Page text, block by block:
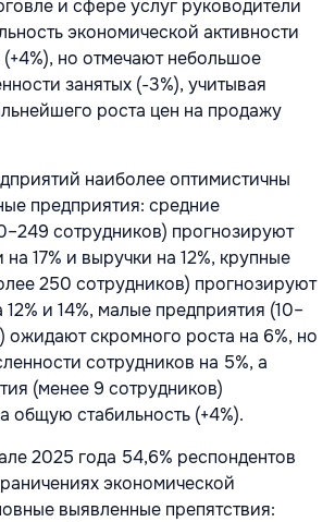
и сфере услуг руководители
экономической активности
(+4%), но отмечают небольшое
занятых (-3%), учитывая
роста цен на продажу
наиболее оптимистичны
предприятия: средние
сотрудников) прогнозируют
на 17% и выручки на 12%, крупные
250 сотрудников) прогнозируют
и 14%, малые предприятия (10–
ожидают скромного роста на 6%, но
сотрудников на 5%, а
(менее 9 сотрудников)
общую стабильность (+4%).
2025 года 54,6% респондентов
экономической
выявленные препятствия: